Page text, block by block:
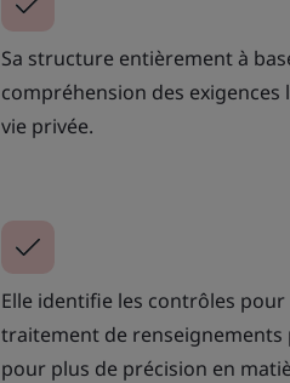
Sa structure entièrement à
compréhension des
vie privée.
Elle identifie les contrôles
traitement de
pour plus de précision en